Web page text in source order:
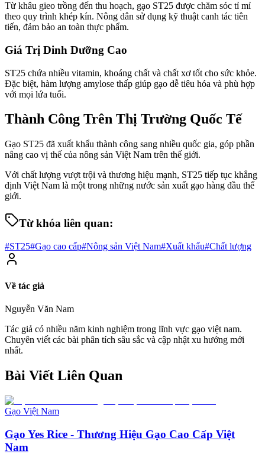
Từ khâu gieo trồng đến thu hoạch, gạo ST25 được chăm sóc tỉ mỉ
theo quy trình khép kín. Nông dân sử dụng kỹ thuật canh tác tiên
tiến, đảm bảo an toàn thực phẩm.
Giá Trị Dinh Dưỡng Cao
ST25 chứa nhiều vitamin, khoáng chất và chất xơ tốt cho sức khỏe.
Đặc biệt, hàm lượng amylose thấp giúp gạo dễ tiêu hóa và phù hợp
với mọi lứa tuổi.
Thành Công Trên Thị Trường Quốc Tế
Gạo ST25 đã xuất khẩu thành công sang nhiều quốc gia, góp phần
nâng cao vị thế của nông sản Việt Nam trên thế giới.
Với chất lượng vượt trội và thương hiệu mạnh, ST25 tiếp tục khẳng
định Việt Nam là một trong những nước sản xuất gạo hàng đầu thế
giới.
Từ khóa liên quan:
#ST25#Gạo cao cấp#Nông sản Việt Nam#Xuất khẩu#Chất lượng
Về tác giả
Nguyễn Văn Nam
Tác giả có nhiều năm kinh nghiệm trong lĩnh vực gạo việt nam.
Chuyên viết các bài phân tích sâu sắc và cập nhật xu hướng mới
nhất.
Bài Viết Liên Quan
Gạo Việt Nam
Gạo Yes Rice - Thương Hiệu Gạo Cao Cấp Việt
Nam